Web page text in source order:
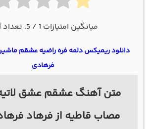
میانگین امتیازات 1 / 5. تعداد آرا:
دانلود ریمیکس دلمه فره راضیه عشقم ماشین
فرهادی
متن آهنگ عشقم عشق
مصاب قاطیه از فرهاد